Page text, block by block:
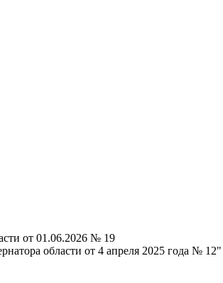
от 01.06.2026 № 19
области от 4 апреля 2025 года № 12"